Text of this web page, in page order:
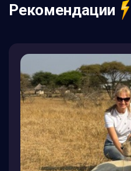
Рекомендации